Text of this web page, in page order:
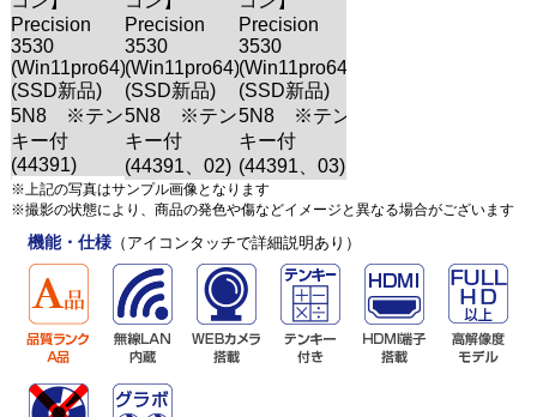
※上記の写真はサンプル画像となります
※撮影の状態により、商品の発色や傷などイメージと異なる場合がございます
機能・仕様（アイコンタッチで詳細説明あり）